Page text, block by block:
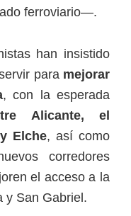
ferroviario—.
han insistido
para mejorar
, con la esperada
Alicante, el
Elche, así como
corredores
el acceso a la
y San Gabriel.